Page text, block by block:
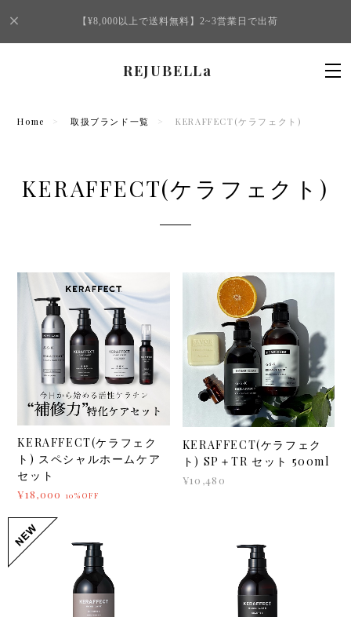
【¥8,000以上で送料無料】2~3営業日で出荷
REJUBELLa
Home 取扱ブランド一覧 KERAFFECT(ケラフェクト)
KERAFFECT(ケラフェクト)
KERAFFECT(ケラフェク
ト) スペシャルホームケア
セット
¥18,000 10%OFF
KERAFFECT(ケラフェク
ト) SP＋TR セット 500ml
¥10,480